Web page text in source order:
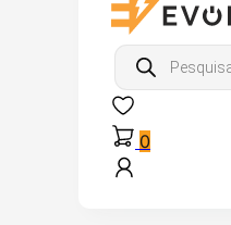
Products
search
0